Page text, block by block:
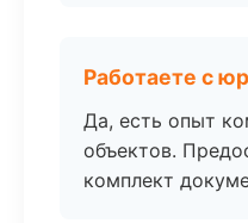
Работаете с
Да, есть опыт
объектов.
комплект